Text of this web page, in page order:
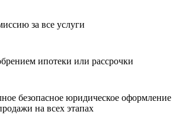
за все услуги
ипотеки или рассрочки
безопасное юридическое оформление
на всех этапах